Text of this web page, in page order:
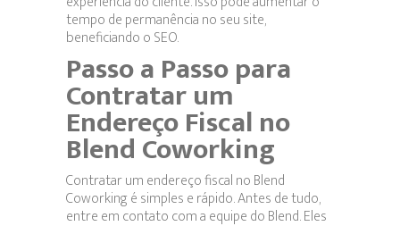
tempo de permanência no seu site,
beneficiando o SEO.
Passo a Passo para
Contratar um
Endereço Fiscal no
Blend Coworking
Contratar um endereço fiscal no Blend
Coworking é simples e rápido. Antes de tudo,
entre em contato com a equipe do Blend. Eles